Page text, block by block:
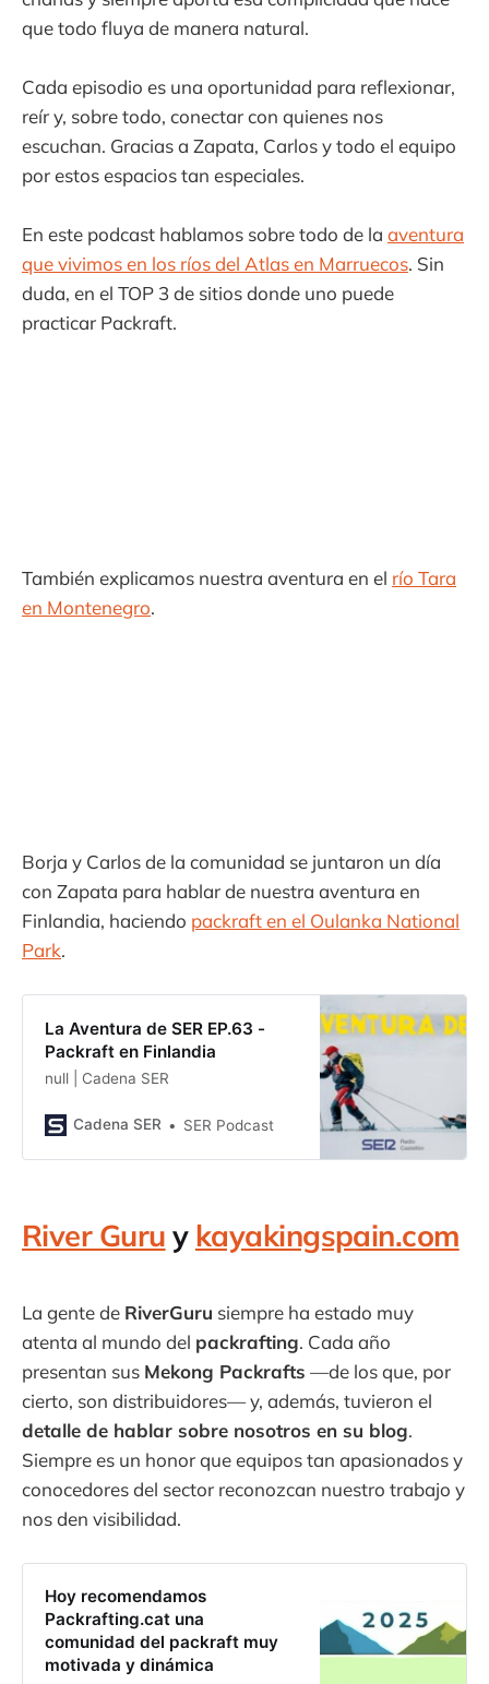
que todo fluya de manera natural.
Cada episodio es una oportunidad para reflexionar,
reír y, sobre todo, conectar con quienes nos
escuchan. Gracias a Zapata, Carlos y todo el equipo
por estos espacios tan especiales.
En este podcast hablamos sobre todo de la aventura
que vivimos en los ríos del Atlas en Marruecos. Sin
duda, en el TOP 3 de sitios donde uno puede
practicar Packraft.
También explicamos nuestra aventura en el río Tara
en Montenegro.
Borja y Carlos de la comunidad se juntaron un día
con Zapata para hablar de nuestra aventura en
Finlandia, haciendo packraft en el Oulanka National
Park.
La Aventura de SER EP.63 -
Packraft en Finlandia
null | Cadena SER
Cadena SER SER Podcast
River Guru y kayakingspain.com
La gente de RiverGuru siempre ha estado muy
atenta al mundo del packrafting. Cada año
presentan sus Mekong Packrafts —de los que, por
cierto, son distribuidores— y, además, tuvieron el
detalle de hablar sobre nosotros en su blog.
Siempre es un honor que equipos tan apasionados y
conocedores del sector reconozcan nuestro trabajo y
nos den visibilidad.
Hoy recomendamos
Packrafting.cat una
comunidad del packraft muy
motivada y dinámica